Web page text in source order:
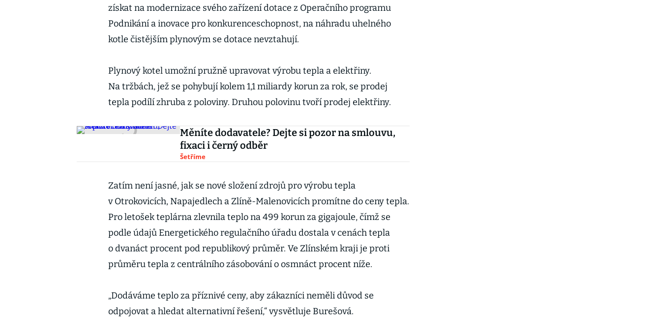
získat na modernizace svého zařízení dotace z Operačního programu
Podnikání a inovace pro konkurenceschopnost, na náhradu uhelného
kotle čistějším plynovým se dotace nevztahují.
Plynový kotel umožní pružně upravovat výrobu tepla a elektřiny.
Na tržbách, jež se pohybují kolem 1,1 miliardy korun za rok, se prodej
tepla podílí zhruba z poloviny. Druhou polovinu tvoří prodej elektřiny.
Měníte dodavatele? Dejte si pozor na smlouvu,
fixaci i černý odběr
Šetříme
Zatím není jasné, jak se nové složení zdrojů pro výrobu tepla
v Otrokovicích, Napajedlech a Zlíně-Malenovicích promítne do ceny tepla.
Pro letošek teplárna zlevnila teplo na 499 korun za gigajoule, čímž se
podle údajů Energetického regulačního úřadu dostala v cenách tepla
o dvanáct procent pod republikový průměr. Ve Zlínském kraji je proti
průměru tepla z centrálního zásobování o osmnáct procent níže.
„Dodáváme teplo za příznivé ceny, aby zákazníci neměli důvod se
odpojovat a hledat alternativní řešení,“ vysvětluje Burešová.